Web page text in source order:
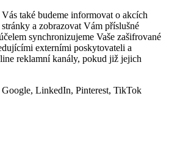
Vás také budeme informovat o akcích
a zobrazovat Vám příslušné
synchronizujeme Vaše zašifrované
externími poskytovateli a
reklamní kanály, pokud již jejich
LinkedIn, Pinterest, TikTok